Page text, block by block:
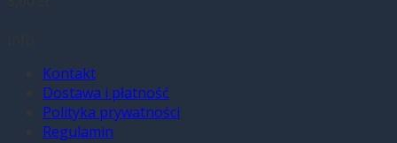
Kontakt
Dostawa i płatność
Polityka prywatności
Regulamin